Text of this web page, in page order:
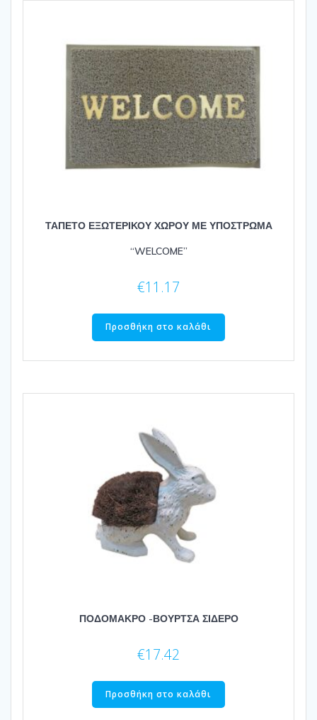
ΤΑΠΕΤΟ ΕΞΩΤΕΡΙΚΟΥ ΧΩΡΟΥ ΜΕ ΥΠΟΣΤΡΩΜΑ
“WELCOME”
€11.17
Προσθήκη στο καλάθι
ΠΟΔΟΜΑΚΡΟ -ΒΟΥΡΤΣΑ ΣΙΔΕΡΟ
€17.42
Προσθήκη στο καλάθι